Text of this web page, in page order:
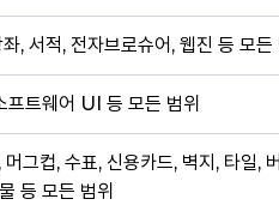
, 서적, 전자브로슈어, 웹진 등 모든
트웨어 UI 등 모든 범위
머그컵, 수표, 신용카드, 벽지, 타일,
등 모든 범위